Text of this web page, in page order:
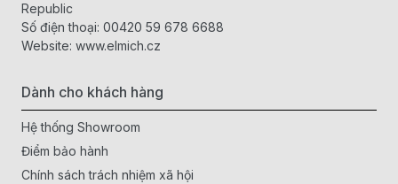
Republic
Số điện thoại: 00420 59 678 6688
Website: www.elmich.cz
Dành cho khách hàng
Hệ thống Showroom
Điểm bảo hành
Chính sách trách nhiệm xã hội